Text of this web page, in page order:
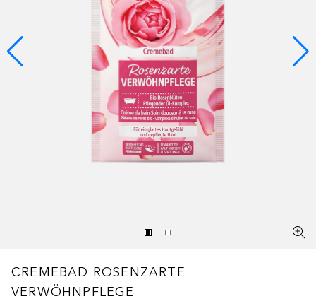
CREMEBAD ROSENZARTE
VERWÖHNPFLEGE